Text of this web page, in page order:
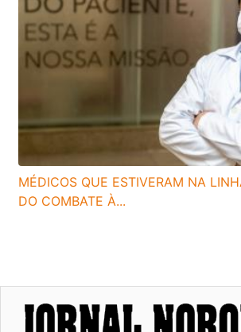
MÉDICOS QUE ESTIVERAM NA
DO COMBATE À...